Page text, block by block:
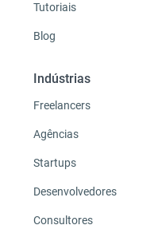
Tutoriais
Blog
Indústrias
Freelancers
Agências
Startups
Desenvolvedores
Consultores